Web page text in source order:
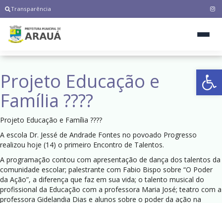
Transparência
Projeto Educação e
Família ?‍?‍?‍?
Projeto Educação e Família ?‍?‍?‍?
A escola Dr. Jessé de Andrade Fontes no povoado Progresso
realizou hoje (14) o primeiro Encontro de Talentos.
A programação contou com apresentação de dança dos talentos da
comunidade escolar; palestrante com Fabio Bispo sobre “O Poder
da Ação”, a diferença que faz em sua vida; o talento musical do
profissional da Educação com a professora Maria José; teatro com a
professora Gidelandia Dias e alunos sobre o poder da ação na